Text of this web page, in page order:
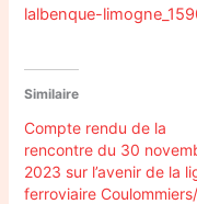
lalbenque-
Similaire
Compte rendu de la
rencontre du 30
2023 sur l’avenir de la
ferroviaire